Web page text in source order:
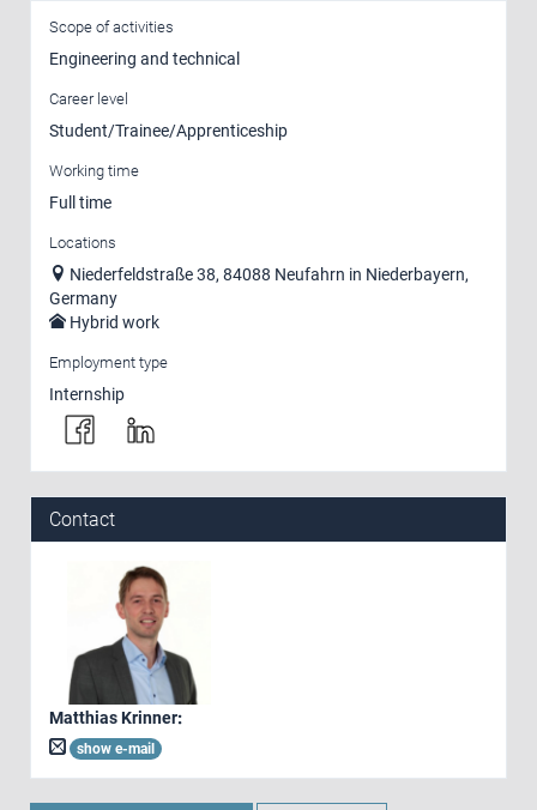
Scope of activities
Engineering and technical
Career level
Student/Trainee/Apprenticeship
Working time
Full time
Locations
Niederfeldstraße 38, 84088 Neufahrn in Niederbayern,
Germany
Hybrid work
Employment type
Internship
Contact
Matthias Krinner:
show e-mail